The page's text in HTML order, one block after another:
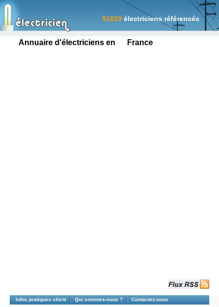
Annuaire d'électriciens en France
51620 électriciens référencés
Infos pratiques client Qui sommes-nous ? Contactez-nous